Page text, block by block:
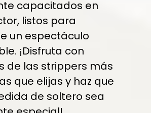
capacitados en
listos para
un espectáculo
¡Disfruta con
de las strippers más
que elijas y haz que
de soltero sea